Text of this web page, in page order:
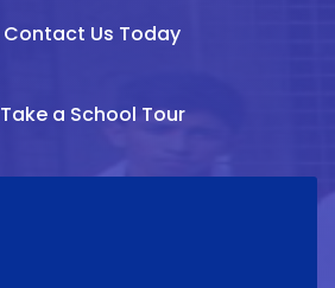
Contact Us Today
Take a School Tour